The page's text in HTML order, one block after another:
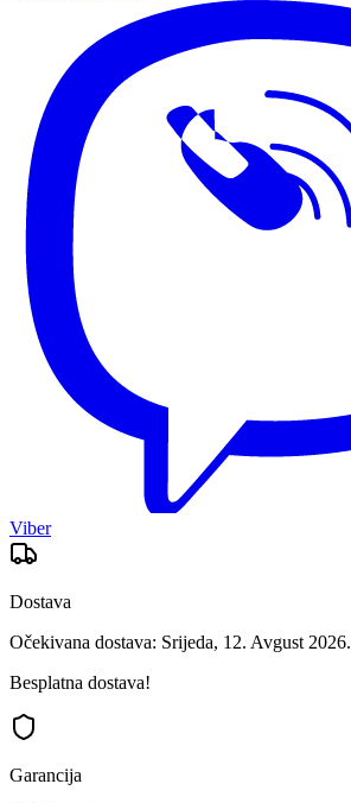
Viber
Dostava
Očekivana dostava: Srijeda, 12. Avgust 2026.
Besplatna dostava!
Garancija